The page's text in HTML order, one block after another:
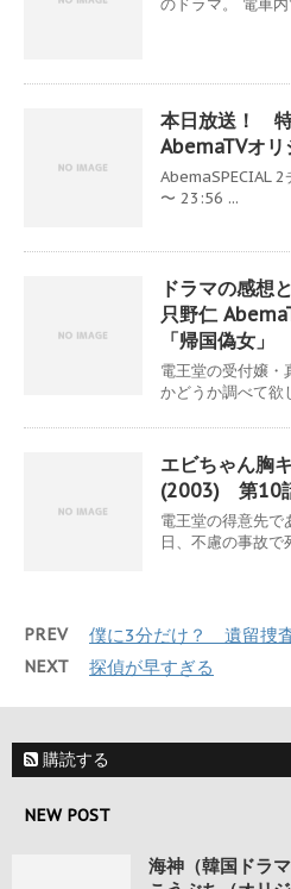
本日放送！
AbemaTVオ
AbemaSPECIAL
〜 23:56 ...
ドラマの感想
只野仁
「帰国偽女」
電王堂の受付嬢・
かどうか調べて欲
エビちゃん胸
(2003) 第10
電王堂の得意先で
日、不慮の事故で
PREV 僕に3分だけ？ 遺留捜
NEXT 探偵が早すぎる
購読する
NEW POST
海神（韓国ドラ